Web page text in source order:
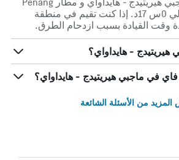
Intl (أقرب مطار) حوالي 0س 17د. إذا كنت تقيم في منطقة
وقت القيادة بسبب ازدحام الطرق.
- هايداواي؟
في ماجبي هيريتيدج - هايداواي؟
من الأسئلة الشائعة